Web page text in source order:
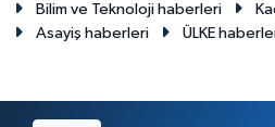
Bilim ve Teknoloji haberleri
Asayiş haberleri
ÜLKE